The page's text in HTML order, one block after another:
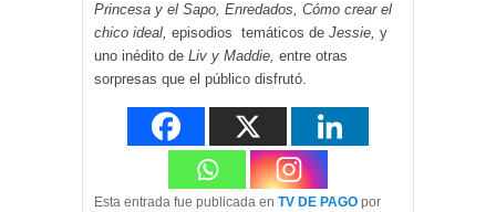
Princesa y el Sapo, Enredados, Cómo crear el
chico ideal, episodios temáticos de Jessie, y
uno inédito de Liv y Maddie, entre otras
sorpresas que el público disfrutó.
Esta entrada fue publicada en TV DE PAGO por